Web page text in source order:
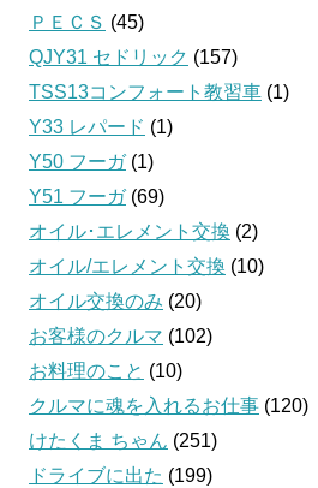
ＰＥＣＳ (45)
QJY31 セドリック (157)
TSS13コンフォート教習車 (1)
Y33 レパード (1)
Y50 フーガ(1)
Y51 フーガ(69)
オイル･エレメント交換 (2)
オイル/エレメント交換 (10)
オイル交換のみ (20)
お客様のクルマ (102)
お料理のこと (10)
クルマに魂を入れるお仕事 (120)
けたくま ちゃん (251)
ドライブに出た (199)